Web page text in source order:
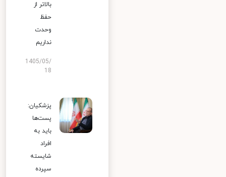
بالاتر از
حفظ
وحدت
نداریم
1405/05/
18
پزشکیان:
پست‌ها
باید به
افراد
شایسته
سپرده